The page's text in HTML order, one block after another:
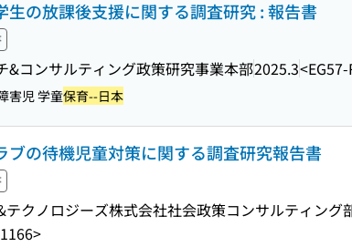
生の放課後支援に関する調査研究 : 報告書
&コンサルティング政策研究事業本部2025.3
害児 学童保育--日本
ブの待機児童対策に関する調査研究報告書
テクノロジーズ株式会社社会政策コンサルティング